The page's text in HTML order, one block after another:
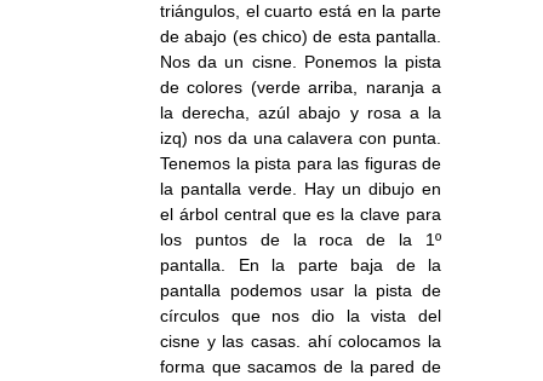
triángulos, el cuarto está en la parte
de abajo (es chico) de esta pantalla.
Nos da un cisne. Ponemos la pista
de colores (verde arriba, naranja a
la derecha, azúl abajo y rosa a la
izq) nos da una calavera con punta.
Tenemos la pista para las figuras de
la pantalla verde. Hay un dibujo en
el árbol central que es la clave para
los puntos de la roca de la 1º
pantalla. En la parte baja de la
pantalla podemos usar la pista de
círculos que nos dio la vista del
cisne y las casas. ahí colocamos la
forma que sacamos de la pared de